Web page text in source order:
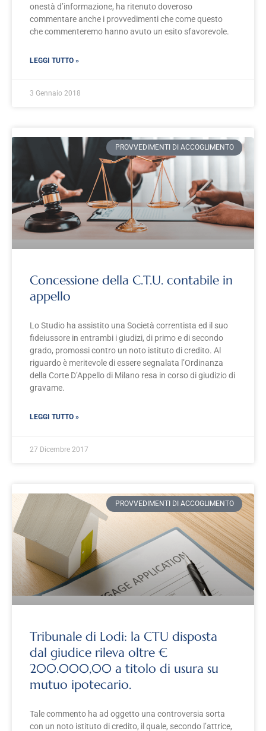
onestà d’informazione, ha ritenuto doveroso
commentare anche i provvedimenti che come questo
che commenteremo hanno avuto un esito sfavorevole.
LEGGI TUTTO »
3 Gennaio 2018
PROVVEDIMENTI DI ACCOGLIMENTO
Concessione della C.T.U. contabile in
appello
Lo Studio ha assistito una Società correntista ed il suo
fideiussore in entrambi i giudizi, di primo e di secondo
grado, promossi contro un noto istituto di credito. Al
riguardo è meritevole di essere segnalata l’Ordinanza
della Corte D’Appello di Milano resa in corso di giudizio di
gravame.
LEGGI TUTTO »
27 Dicembre 2017
PROVVEDIMENTI DI ACCOGLIMENTO
Tribunale di Lodi: la CTU disposta
dal giudice rileva oltre €
200.000,00 a titolo di usura su
mutuo ipotecario.
Tale commento ha ad oggetto una controversia sorta
con un noto istituto di credito, il quale, secondo l’attrice,